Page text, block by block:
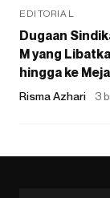
EDITORIAL
Dugaan
M yang
hingga ke
Risma Azhari 3